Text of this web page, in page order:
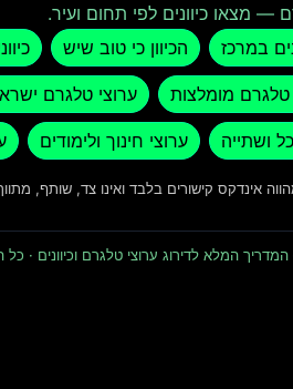
— מצאו כיוונים לפי תחום ועיר.
במרכז הכיוון כי טוב שיש
טלגרם מומלצות ערוצי טלגרם
ושתייה ערוצי חינוך ולימודים
אינדקס קישורים בלבד ואינו צד, שותף,